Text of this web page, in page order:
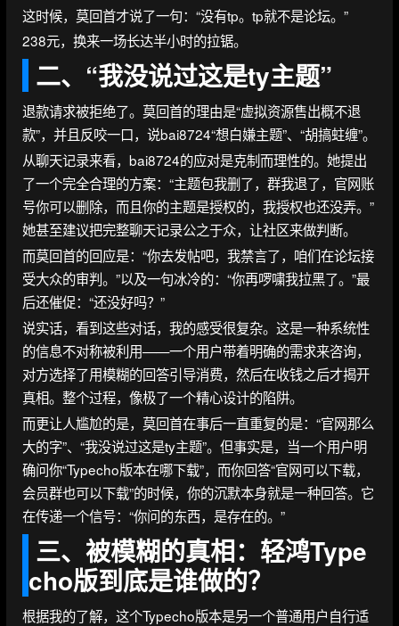
这时候，莫回首才说了一句：“没有tp。tp就不是论坛。”
238元，换来一场长达半小时的拉锯。
二、“我没说过这是ty主题”
退款请求被拒绝了。莫回首的理由是“虚拟资源售出概不退
款”，并且反咬一口，说bai8724“想白嫌主题”、“胡搞蛀缠”。
从聊天记录来看，bai8724的应对是克制而理性的。她提出
了一个完全合理的方案：“主题包我删了，群我退了，官网账
号你可以删除，而且你的主题是授权的，我授权也还没弄。”
她甚至建议把完整聊天记录公之于众，让社区来做判断。
而莫回首的回应是：“你去发帖吧，我禁言了，咱们在论坛接
受大众的审判。”以及一句冰冷的：“你再啰嘨我拉黑了。”最
后还催促：“还没好吗？”
说实话，看到这些对话，我的感受很复杂。这是一种系统性
的信息不对称被利用——一个用户带着明确的需求来咨询，
对方选择了用模糊的回答引导消费，然后在收钱之后才揭开
真相。整个过程，像极了一个精心设计的陷阱。
而更让人尴尬的是，莫回首在事后一直重复的是：“官网那么
大的字”、“我没说过这是ty主题”。但事实是，当一个用户明
确问你“Typecho版本在哪下载”，而你回答“官网可以下载，
会员群也可以下载”的时候，你的沉默本身就是一种回答。它
在传递一个信号：“你问的东西，是存在的。”
三、被模糊的真相：轻鸿Type
cho版到底是谁做的？
根据我的了解，这个Typecho版本是另一个普通用户自行适